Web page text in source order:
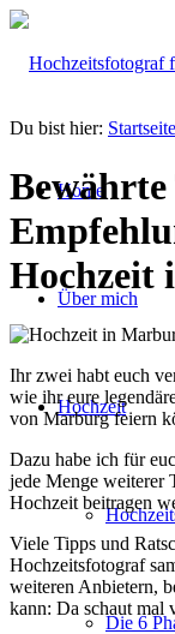
Home
Über mich
Hochzeit
Die 6
Du bist hier: Startseite
Hochzeit
Ihr zwei habt euch
wie ihr eure
von Marburg feiern
Dazu habe ich für
jede Menge weiterer
Hochzeit beitragen
Viele Tipps und
Hochzeitsfotograf
weiteren Anbietern,
kann: Da schaut mal